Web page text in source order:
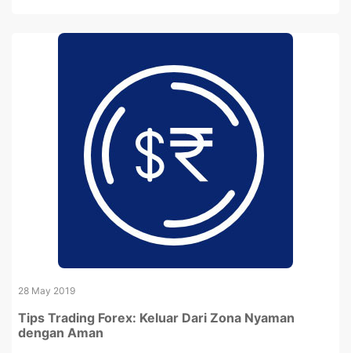
28 May 2019
Tips Trading Forex: Keluar Dari Zona Nyaman
dengan Aman